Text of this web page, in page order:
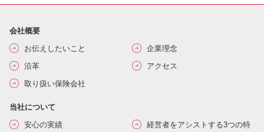
会社概要
お伝えしたいこと
企業理念
沿革
アクセス
取り扱い保険会社
当社について
安心の実績
経営者をアシストする3つの特